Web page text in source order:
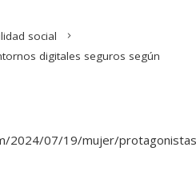
social
digitales seguros según